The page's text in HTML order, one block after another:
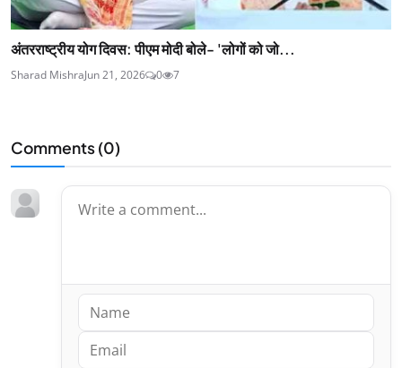
अंतरराष्ट्रीय योग दिवस: पीएम मोदी बोले- 'लोगों को जो...
Sharad MishraJun 21, 2026 0 7
Comments (0)